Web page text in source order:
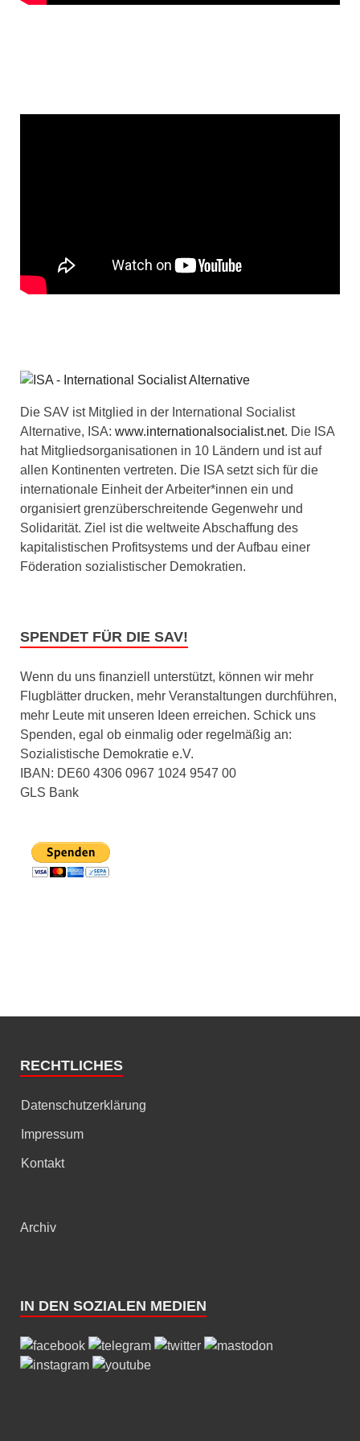
Die SAV ist Mitglied in der International Socialist
Alternative, ISA: www.internationalsocialist.net. Die ISA
hat Mitgliedsorganisationen in 10 Ländern und ist auf
allen Kontinenten vertreten. Die ISA setzt sich für die
internationale Einheit der Arbeiter*innen ein und
organisiert grenzüberschreitende Gegenwehr und
Solidarität. Ziel ist die weltweite Abschaffung des
kapitalistischen Profitsystems und der Aufbau einer
Föderation sozialistischer Demokratien.
SPENDET FÜR DIE SAV!
Wenn du uns finanziell unterstützt, können wir mehr
Flugblätter drucken, mehr Veranstaltungen durchführen,
mehr Leute mit unseren Ideen erreichen. Schick uns
Spenden, egal ob einmalig oder regelmäßig an:
Sozialistische Demokratie e.V.
IBAN: DE60 4306 0967 1024 9547 00
GLS Bank
RECHTLICHES
Datenschutzerklärung
Impressum
Kontakt
Archiv
IN DEN SOZIALEN MEDIEN